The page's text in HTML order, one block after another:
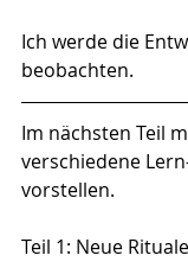
Ich werde die
beobachten.
Im nächsten Teil
verschiedene
vorstellen.
Teil 1: Neue